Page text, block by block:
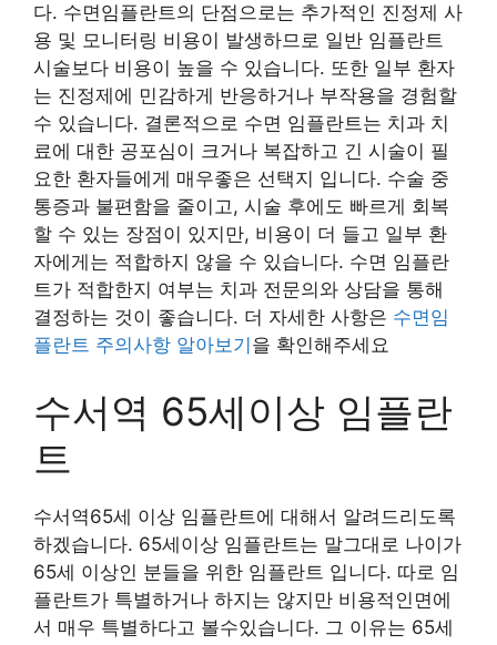
다. 수면임플란트의 단점으로는 추가적인 진정제 사
용 및 모니터링 비용이 발생하므로 일반 임플란트
시술보다 비용이 높을 수 있습니다. 또한 일부 환자
는 진정제에 민감하게 반응하거나 부작용을 경험할
수 있습니다. 결론적으로 수면 임플란트는 치과 치
료에 대한 공포심이 크거나 복잡하고 긴 시술이 필
요한 환자들에게 매우좋은 선택지 입니다. 수술 중
통증과 불편함을 줄이고, 시술 후에도 빠르게 회복
할 수 있는 장점이 있지만, 비용이 더 들고 일부 환
자에게는 적합하지 않을 수 있습니다. 수면 임플란
트가 적합한지 여부는 치과 전문의와 상담을 통해
결정하는 것이 좋습니다. 더 자세한 사항은 수면임
플란트 주의사항 알아보기 을 확인해주세요
수서역 65세이상 임플란
트
수서역65세 이상 임플란트에 대해서 알려드리도록
하겠습니다. 65세이상 임플란트는 말그대로 나이가
65세 이상인 분들을 위한 임플란트 입니다. 따로 임
플란트가 특별하거나 하지는 않지만 비용적인면에
서 매우 특별하다고 볼수있습니다. 그 이유는 65세